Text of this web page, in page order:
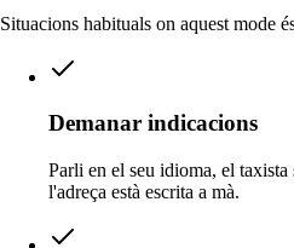
Situacions habituals on aquest mode
Demanar indicacions
Parli en el seu idioma, el
l'adreça està escrita a mà.